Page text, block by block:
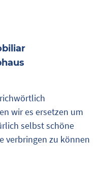
wir es ersetzen um
selbst schöne
verbringen zu können